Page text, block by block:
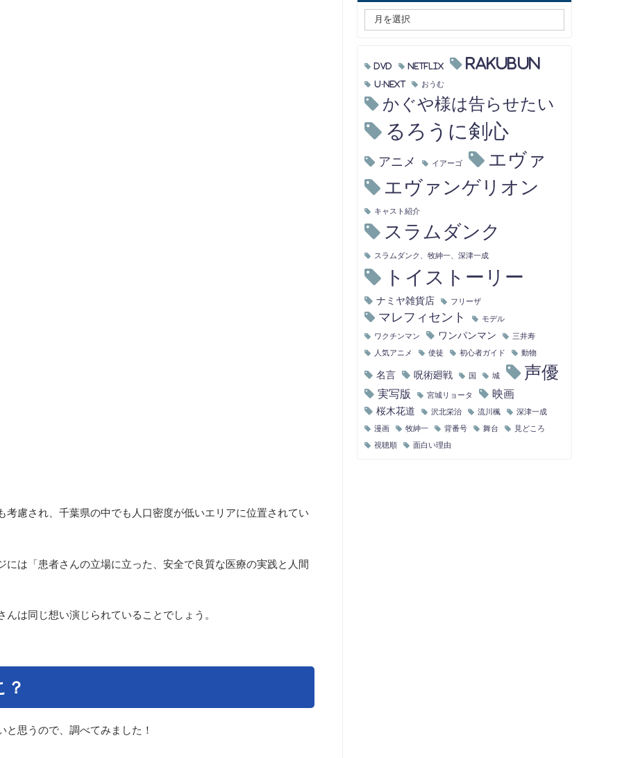
慮され、千葉県の中でも人口密度が低いエリアに位置されてい
は「患者さんの立場に立った、安全で良質な医療の実践と人間
は同じ想い演じられていることでしょう。
？
思うので、調べてみました！
DVD Netflix RAKUBUN
U-NEXT おうむ
かぐや様は告らせたい
るろうに剣心
アニメ イアーゴ
エヴァ
エヴァンゲリオン
キャスト紹介
スラムダンク
スラムダンク、牧紳一、深津一成
トイストーリー
ナミヤ雑貨店 フリーザ
マレフィセント モデル
ワクチンマン ワンパンマン 三井寿
人気アニメ 使徒 初心者ガイド 動物
名言 呪術廻戦 国 城 声優
実写版 宮城リョータ 映画
桜木花道 沢北栄治 流川楓 深津一成
漫画 牧紳一 背番号 舞台 見どころ
視聴順 面白い理由